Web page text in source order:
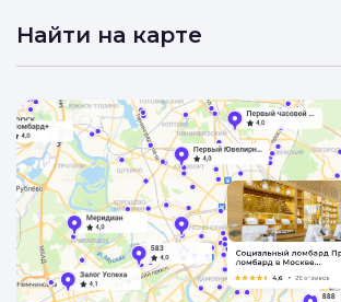
Найти на карте